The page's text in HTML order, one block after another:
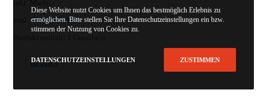
Versandkosten
DETAILS
Diese Website nutzt Cookies um Ihnen das bestmöglich Erlebnis zu
ermöglichen. Bitte stellen Sie Ihre Datenschutzeinstellungen ein bzw.
stimmen der Nutzung von Cookies zu.
DATENSCHUTZEINSTELLUNGEN ZUSTIMMEN